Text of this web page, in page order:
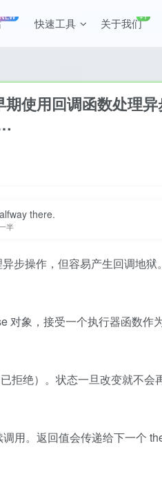
快速工具 关于我们+1
使用回调函数处理
there.
半
步操作，但容易产生回调地狱
对象，接受一个执行器函数作
拒绝）。状态一旦改变就不会
用。返回值会传递给下一个